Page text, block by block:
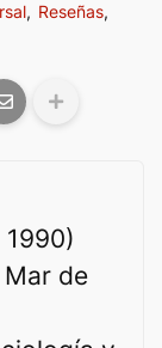
Reseñas
1990)
de